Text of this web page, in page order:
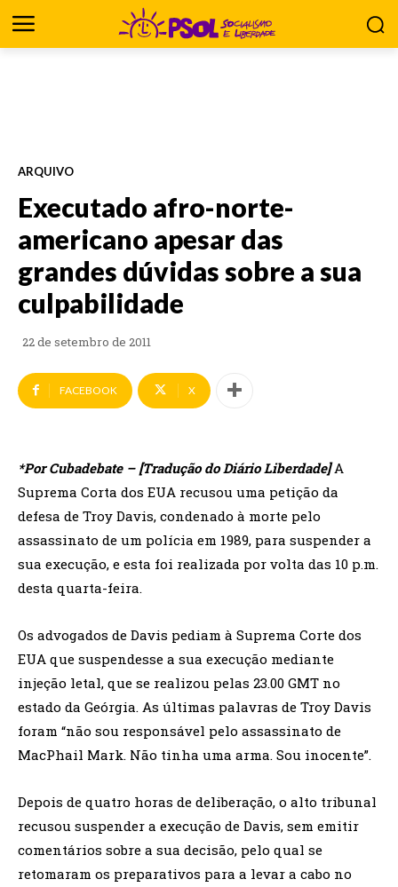
ARQUIVO
Executado afro-norte-
americano apesar das
grandes dúvidas sobre a sua
culpabilidade
22 de setembro de 2011
FACEBOOK X
*Por Cubadebate – [Tradução do Diário Liberdade]A
Suprema Corta dos EUA recusou uma petição da
defesa de Troy Davis, condenado à morte pelo
assassinato de um polícia em 1989, para suspender a
sua execução, e esta foi realizada por volta das 10 p.m.
desta quarta-feira.
Os advogados de Davis pediam à Suprema Corte dos
EUA que suspendesse a sua execução mediante
injeção letal, que se realizou pelas 23.00 GMT no
estado da Geórgia. As últimas palavras de Troy Davis
foram “não sou responsável pelo assassinato de
MacPhail Mark. Não tinha uma arma. Sou inocente”.
Depois de quatro horas de deliberação, o alto tribunal
recusou suspender a execução de Davis, sem emitir
comentários sobre a sua decisão, pelo qual se
retomaram os preparativos para a levar a cabo no